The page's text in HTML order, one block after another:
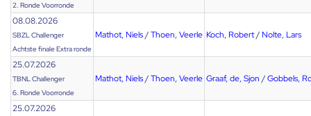
2. Ronde Voorronde
08.08.2026
SBZL Challenger
Achtste finale Extra ronde
Mathot, Niels/Thoen, Veerle Koch, Robert/ Nolte, Lars
25.07.2026
TBNL Challenger
6. Ronde Voorronde
Mathot, Niels/Thoen, Veerle Graaf, de, Sjon /Gobbels,
25.07.2026